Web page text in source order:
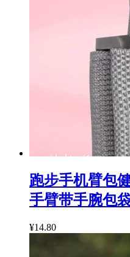
跑步手机臂包
手臂带手腕包
¥14.80